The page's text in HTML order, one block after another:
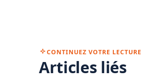
CONTINUEZ VOTRE LECTURE
Articles liés